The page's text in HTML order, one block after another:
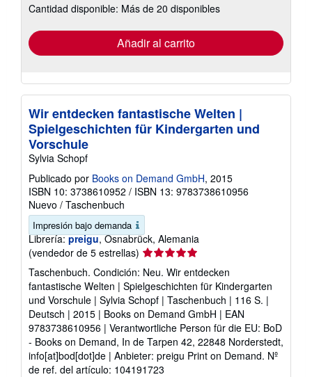
las
envío
Cantidad disponible: Más de 20 disponibles
Añadir al carrito
Wir entdecken fantastische Welten |
Spielgeschichten für Kindergarten und
Vorschule
Sylvia Schopf
Publicado por Books on Demand GmbH, 2015
ISBN 10: 3738610952 / ISBN 13: 9783738610956
Nuevo / Taschenbuch
Impresión bajo demanda
Librería: preigu, Osnabrück, Alemania
(vendedor de 5 estrellas) Calificación
del
vendedor:
5
de
5
estrellas
Taschenbuch. Condición: Neu. Wir entdecken
fantastische Welten | Spielgeschichten für Kindergarten
und Vorschule | Sylvia Schopf | Taschenbuch | 116 S. |
Deutsch | 2015 | Books on Demand GmbH | EAN
9783738610956 | Verantwortliche Person für die EU: BoD
- Books on Demand, In de Tarpen 42, 22848 Norderstedt,
info[at]bod[dot]de | Anbieter: preigu Print on Demand. Nº
de ref. del artículo: 104191723